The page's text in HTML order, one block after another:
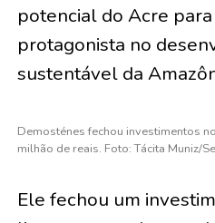
potencial do Acre
protagonista no
sustentável da
Demosténes fechou investimentos
milhão de reais. Foto: Tácita Muniz/
Ele fechou um